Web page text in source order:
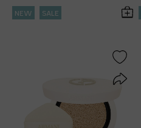
NEW SALE